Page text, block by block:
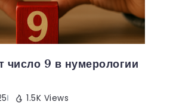
число 9 в нумерологии
1.5K Views